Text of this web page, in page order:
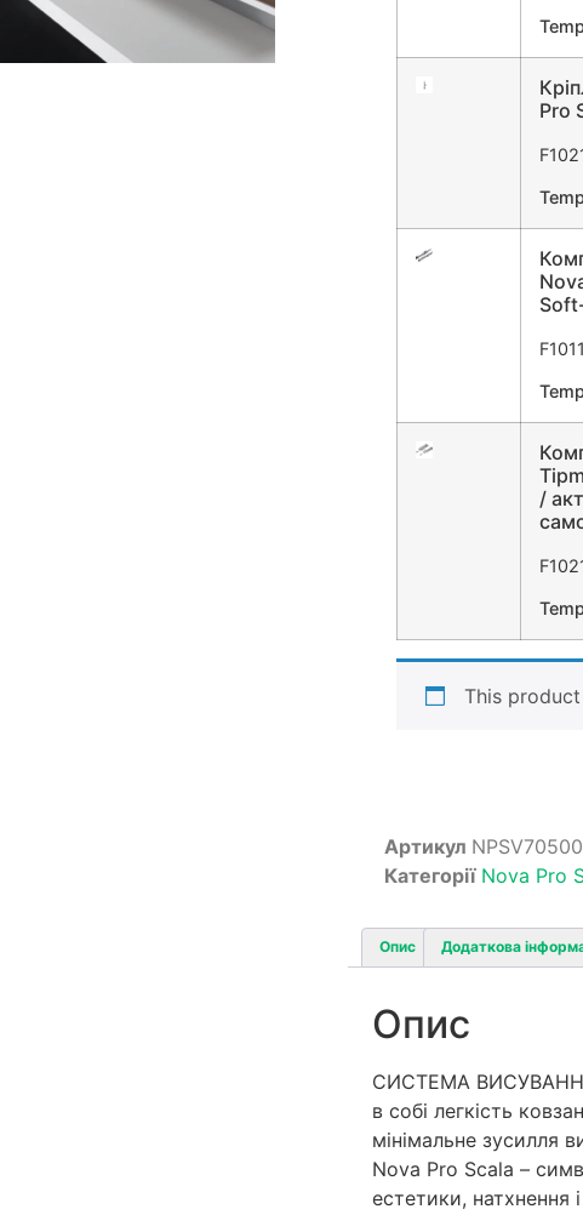
Pro
/
This
Артикул
Категорії Nova Pro
Опис Додаткова
Опис
СИСТЕМА ВИСУВАННЯ
в собі легкість
мінімальне зусилля
Nova Pro Scala –
естетики, натхнення